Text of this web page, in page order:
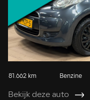
81.662 km Benzine
Bekijk deze auto